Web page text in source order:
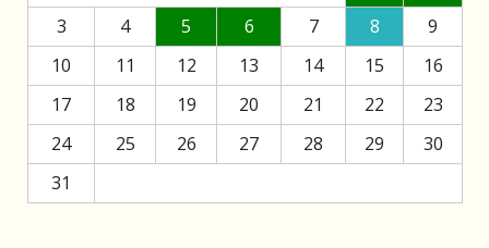
3
4 5 6 7 8
9
10
11 12 13 14 15
16
17
18 19 20 21 22
23
24
25 26 27 28 29
30
31